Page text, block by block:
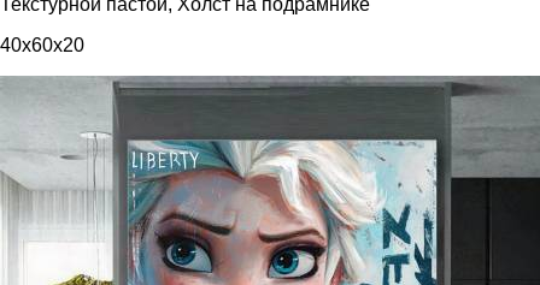
Текстурной пастой, Холст на подрамнике
40x60x20